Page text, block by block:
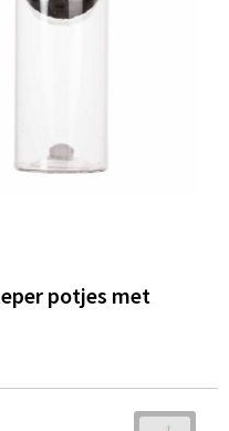
potjes met